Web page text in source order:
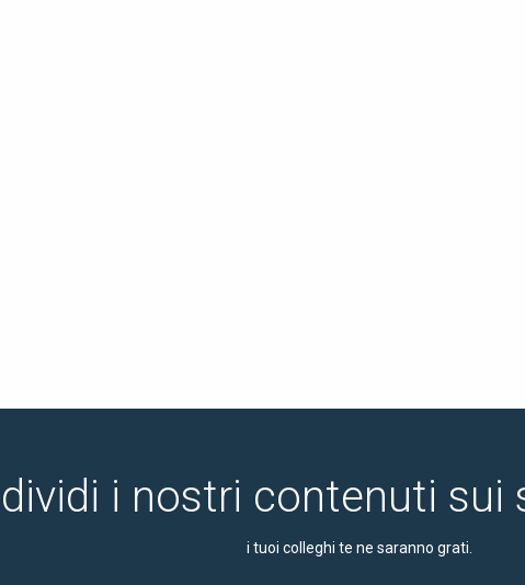
i nostri contenuti sui
i tuoi colleghi te ne saranno grati.